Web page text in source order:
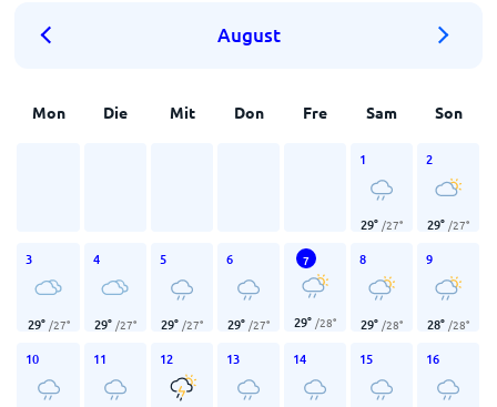
August
Mon Die Mit Don Fre Sam Son
1
29° /27°
2
29° /27°
3
29° /27°
4
29° /27°
5
29° /27°
6
29° /27°
7
29° /28°
8
29° /28°
9
28° /28°
10 11 12 13 14 15 16